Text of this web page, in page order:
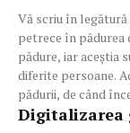
Vă scriu în
petrece în pădurea
pădure, iar aceștia
diferite persoane.
pădurii, de când
Digitalizarea